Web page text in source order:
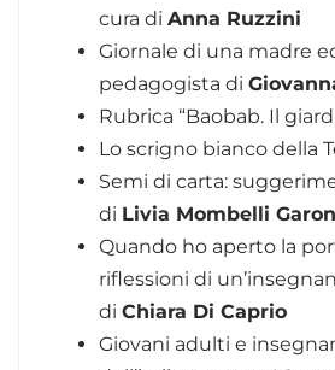
cura di Anna Ruzzini
Giornale di una madre
pedagogista di
Rubrica “Baobab. Il
Lo scrigno bianco della
Semi di carta:
di Livia Mombelli
Quando ho aperto la
riflessioni di
di Chiara Di Caprio
Giovani adulti e